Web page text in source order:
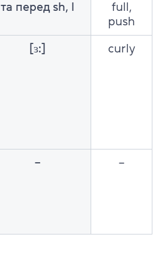
та перед sh, l
full,
push
[ɜ:] curly
– –